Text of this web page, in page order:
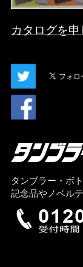
カタログを申
タンブラー・ボ
記念品やノベル